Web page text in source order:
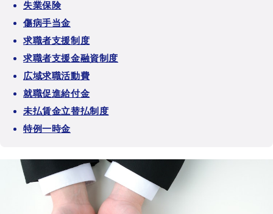
失業保険
傷病手当金
求職者支援制度
求職者支援金融資制度
広域求職活動費
就職促進給付金
未払賃金立替払制度
特例一時金